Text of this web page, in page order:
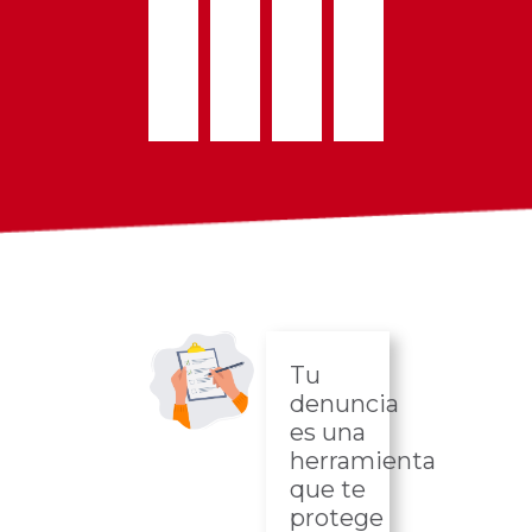
Tu
denuncia
es una
herramienta
que te
protege